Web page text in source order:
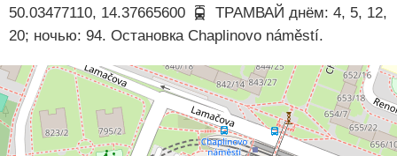
50.03477110, 14.37665600
ТРАМВАЙ днём: 4, 5, 12,
20; ночью: 94. Остановка Chaplinovo náměstí.